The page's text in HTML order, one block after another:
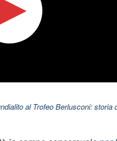
al Trofeo Berlusconi: storia